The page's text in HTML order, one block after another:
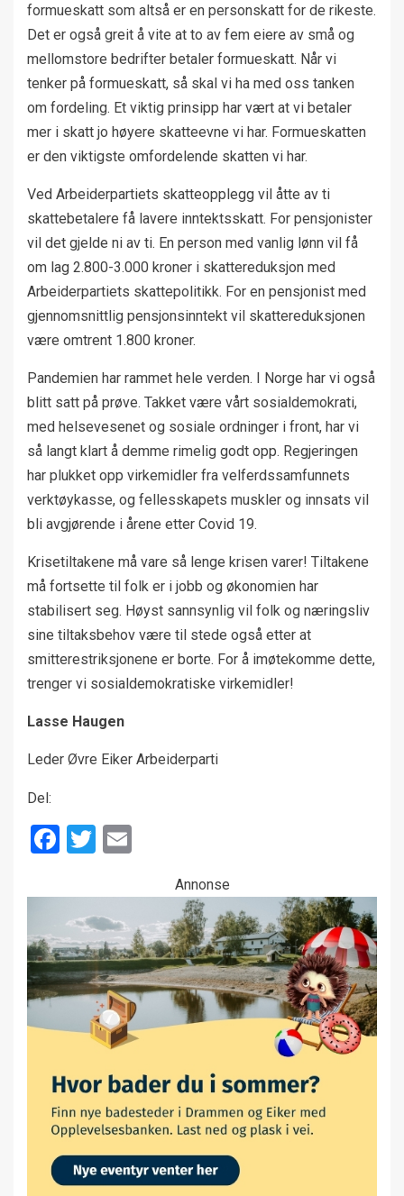
formueskatt som altså er en personskatt for de rikeste.
Det er også greit å vite at to av fem eiere av små og
mellomstore bedrifter betaler formueskatt. Når vi
tenker på formueskatt, så skal vi ha med oss tanken
om fordeling. Et viktig prinsipp har vært at vi betaler
mer i skatt jo høyere skatteevne vi har. Formueskatten
er den viktigste omfordelende skatten vi har.
Ved Arbeiderpartiets skatteopplegg vil åtte av ti
skattebetalere få lavere inntektsskatt. For pensjonister
vil det gjelde ni av ti. En person med vanlig lønn vil få
om lag 2.800-3.000 kroner i skattereduksjon med
Arbeiderpartiets skattepolitikk. For en pensjonist med
gjennomsnittlig pensjonsinntekt vil skattereduksjonen
være omtrent 1.800 kroner.
Pandemien har rammet hele verden. I Norge har vi også
blitt satt på prøve. Takket være vårt sosialdemokrati,
med helsevesenet og sosiale ordninger i front, har vi
så langt klart å demme rimelig godt opp. Regjeringen
har plukket opp virkemidler fra velferdssamfunnets
verktøykasse, og fellesskapets muskler og innsats vil
bli avgjørende i årene etter Covid 19.
Krisetiltakene må vare så lenge krisen varer! Tiltakene
må fortsette til folk er i jobb og økonomien har
stabilisert seg. Høyst sannsynlig vil folk og næringsliv
sine tiltaksbehov være til stede også etter at
smitterestriksjonene er borte. For å imøtekomme dette,
trenger vi sosialdemokratiske virkemidler!
Lasse Haugen
Leder Øvre Eiker Arbeiderparti
Del:
Facebook
Twitter
Annonse